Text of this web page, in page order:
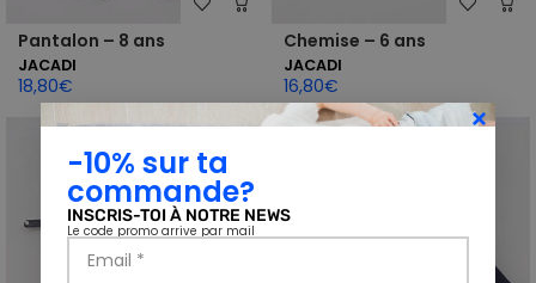
Pantalon – 8 ans
JACADI
18,80€
Chemise – 6 ans
JACADI
16,80€
-10% sur ta
commande?
INSCRIS-TOI À NOTRE NEWS
Le code promo arrive par mail